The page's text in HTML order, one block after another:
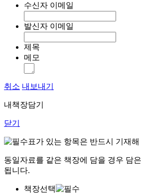
수신자 이메일
발신자 이메일
제목
메모
취소 내보내기
내책장담기
닫기
표가 있는 항목은 반드시 기재
동일자료를 같은 책장에 담을 경우 담
됩니다.
책장선택